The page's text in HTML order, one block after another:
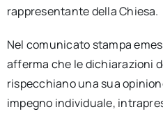
rappresentante della Chiesa.
Nel comunicato stampa
afferma che le dichiarazioni
rispecchiano una sua
impegno individuale,